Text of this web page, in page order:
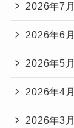
2026年7月
2026年6月
2026年5月
2026年4月
2026年3月